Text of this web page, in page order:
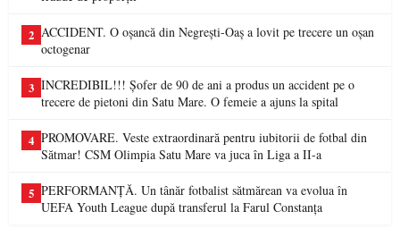
2 ACCIDENT. O oșancă din Negrești-Oaș a lovit pe trecere un oșan
octogenar
3 INCREDIBIL!!! Șofer de 90 de ani a produs un accident pe o
trecere de pietoni din Satu Mare. O femeie a ajuns la spital
4 PROMOVARE. Veste extraordinară pentru iubitorii de fotbal din
Sătmar! CSM Olimpia Satu Mare va juca în Liga a II-a
5 PERFORMANȚĂ. Un tânăr fotbalist sătmărean va evolua în
UEFA Youth League după transferul la Farul Constanța